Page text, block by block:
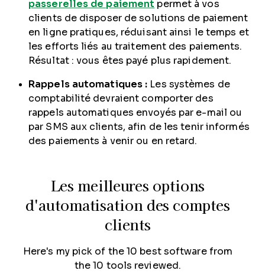
passerelles de paiement permet à vos
clients de disposer de solutions de paiement
en ligne pratiques, réduisant ainsi le temps et
les efforts liés au traitement des paiements.
Résultat : vous êtes payé plus rapidement.
Rappels automatiques : Les systèmes de
comptabilité devraient comporter des
rappels automatiques envoyés par e-mail ou
par SMS aux clients, afin de les tenir informés
des paiements à venir ou en retard.
Les meilleures options
d'automatisation des comptes
clients
Here's my pick of the 10 best software from
the 10 tools reviewed.